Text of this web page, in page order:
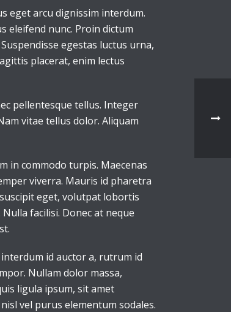
eget arcu dignissim interdum.
eleifend nunc. Proin dictum
egestas luctus urna,
placerat, enim lectus
pellentesque tellus. Integer
vitae tellus dolor. Aliquam
in commodo turpis. Maecenas
viverra. Mauris id pharetra
eget, volutpat lobortis
facilisi. Donec at neque
id auctor a, rutrum id
Nullam dolor massa,
ligula ipsum, sit amet
vel purus elementum sodales.